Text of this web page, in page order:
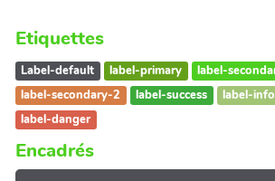
Etiquettes
Label-default label-primary
label-
label-secondary-2
label-success label-info
label-danger
Encadrés